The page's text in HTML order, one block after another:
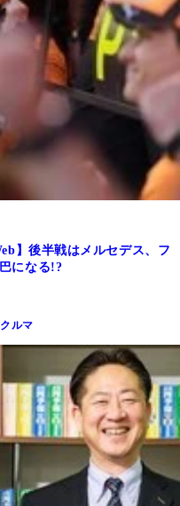
】後半戦はメルセデス、フ
になる!?
クルマ